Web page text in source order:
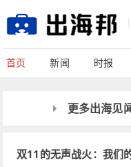
首页 新闻 时报
更多出海见
双11的无声战火：我们